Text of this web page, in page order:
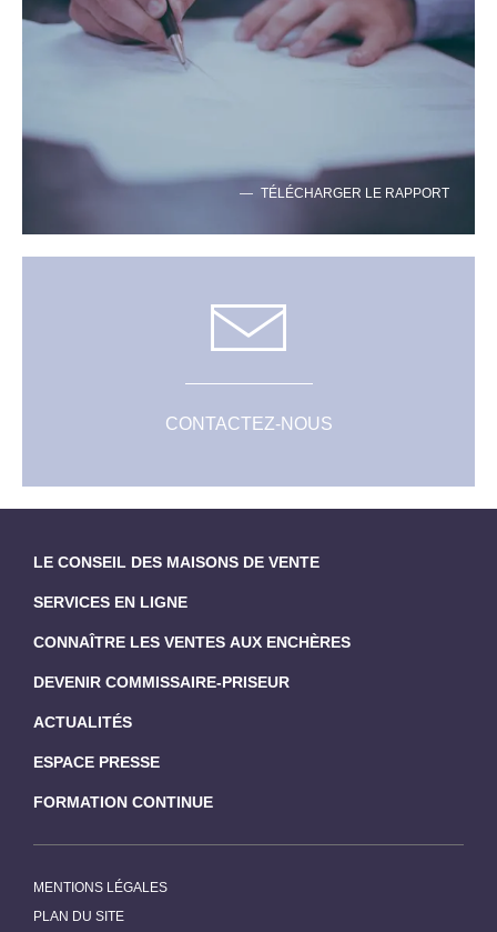
TÉLÉCHARGER LE RAPPORT
CONTACTEZ-NOUS
LE CONSEIL DES MAISONS DE VENTE
SERVICES EN LIGNE
CONNAÎTRE LES VENTES AUX ENCHÈRES
DEVENIR COMMISSAIRE-PRISEUR
ACTUALITÉS
ESPACE PRESSE
FORMATION CONTINUE
MENTIONS LÉGALES
PLAN DU SITE